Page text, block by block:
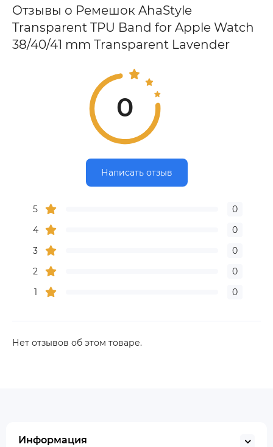
Отзывы о Ремешок AhaStyle
Transparent TPU Band for Apple Watch
38/40/41 mm Transparent Lavender
0
Написать отзыв
5
0
4
0
3
0
2
0
1
0
Нет отзывов об этом товаре.
Информация